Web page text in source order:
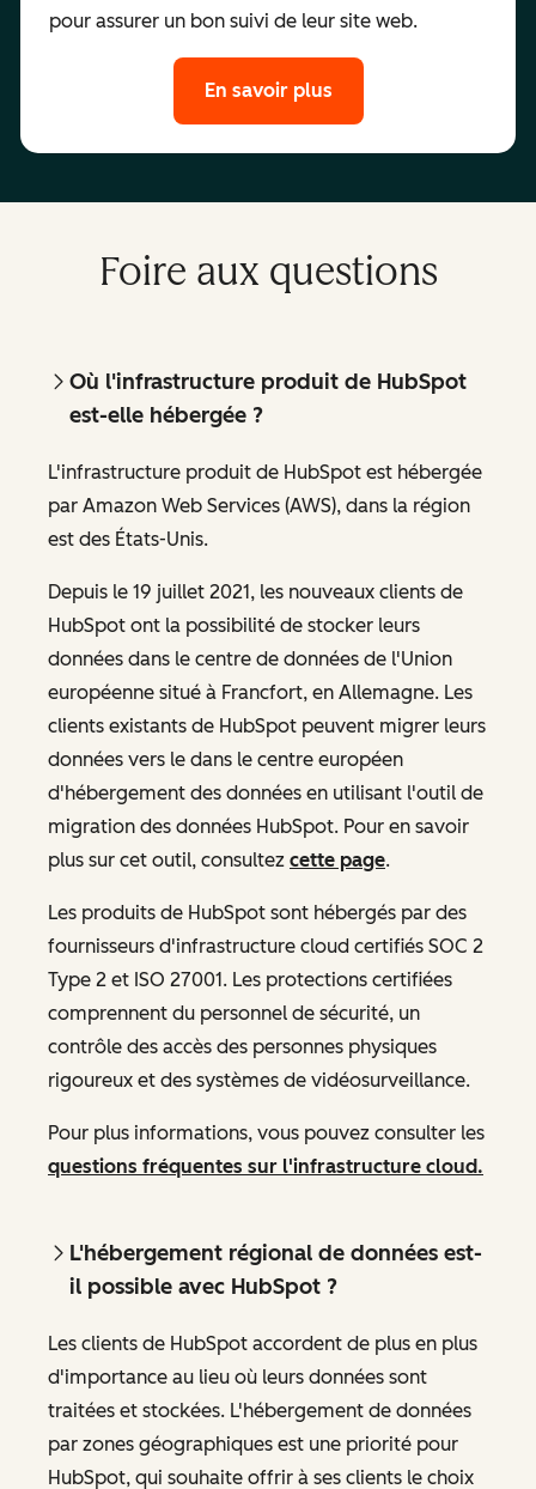
pour assurer un bon suivi de leur site web.
En savoir plus
Foire aux questions
Où l'infrastructure produit de HubSpot
est-elle hébergée ?
L'infrastructure produit de HubSpot est hébergée
par Amazon Web Services (AWS), dans la région
est des États-Unis.
Depuis le 19 juillet 2021, les nouveaux clients de
HubSpot ont la possibilité de stocker leurs
données dans le centre de données de l'Union
européenne situé à Francfort, en Allemagne. Les
clients existants de HubSpot peuvent migrer leurs
données vers le dans le centre européen
d'hébergement des données en utilisant l'outil de
migration des données HubSpot. Pour en savoir
plus sur cet outil, consultez cette page.
Les produits de HubSpot sont hébergés par des
fournisseurs d'infrastructure cloud certifiés SOC 2
Type 2 et ISO 27001. Les protections certifiées
comprennent du personnel de sécurité, un
contrôle des accès des personnes physiques
rigoureux et des systèmes de vidéosurveillance.
Pour plus informations, vous pouvez consulter les
questions fréquentes sur l'infrastructure cloud.
L'hébergement régional de données est-
il possible avec HubSpot ?
Les clients de HubSpot accordent de plus en plus
d'importance au lieu où leurs données sont
traitées et stockées. L'hébergement de données
par zones géographiques est une priorité pour
HubSpot, qui souhaite offrir à ses clients le choix